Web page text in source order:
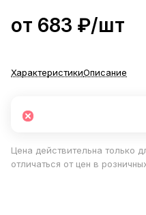
от 683 ₽/шт
ХарактеристикиОписание
Цена действительна только
отличаться от цен в